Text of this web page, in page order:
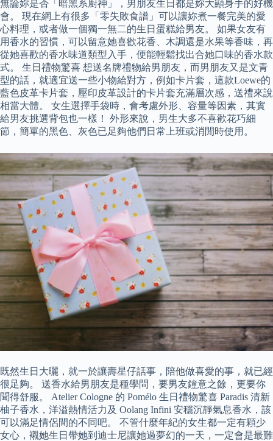
無論妳是否「暗黑系廚神」，男朋友生日都是妳大顯身手的好機
會。 現在網上有很多「零失敗食譜」可以讓妳煮一餐完美的愛
心料理，或者做一個獨一無二的生日蛋糕給男友。 如果女友有
用香水的習慣，可以留意她喜歡花香、木調還是水果等香味，再
從她喜歡的香水味道類型入手，便能輕鬆找出合她口味的香水款
式。 生日禮物驚喜 想送名牌禮物給男朋友，而男朋友又是文青
型的話，就適宜送一些小物給對方，例如卡片套，這款Loewe的
藍色皮革卡片套，壓印皮革設計的卡片套充滿層次感，送禮來說
相當大體。 女生選擇手袋時，會考慮外形、容量等因素，其實
給男友挑選背包也一樣！ 外形來說，男生大多不喜歡花巧細
節，簡單的黑色、灰色已足夠他們日常上班或消閒時使用。
既然生日大曬，就一於讓壽星仔話事，陪他做喜愛的事，就已經
很足夠。 送香水給男朋友是種學問，要男友鐘意之餘，更要你
聞得舒服。 Atelier Cologne 的 Pomélo 生日禮物驚喜 Paradis 清新
柚子香水，洋溢熱情活力及 Oolang Infini 安穩沉靜氣息香水，該
可以滿足情侶間的不同吧。 不管什麼年紀的女生都一定有顆少
女心，襯她生日帶她到迪士尼讓她過夢幻的一天，一定會是最難